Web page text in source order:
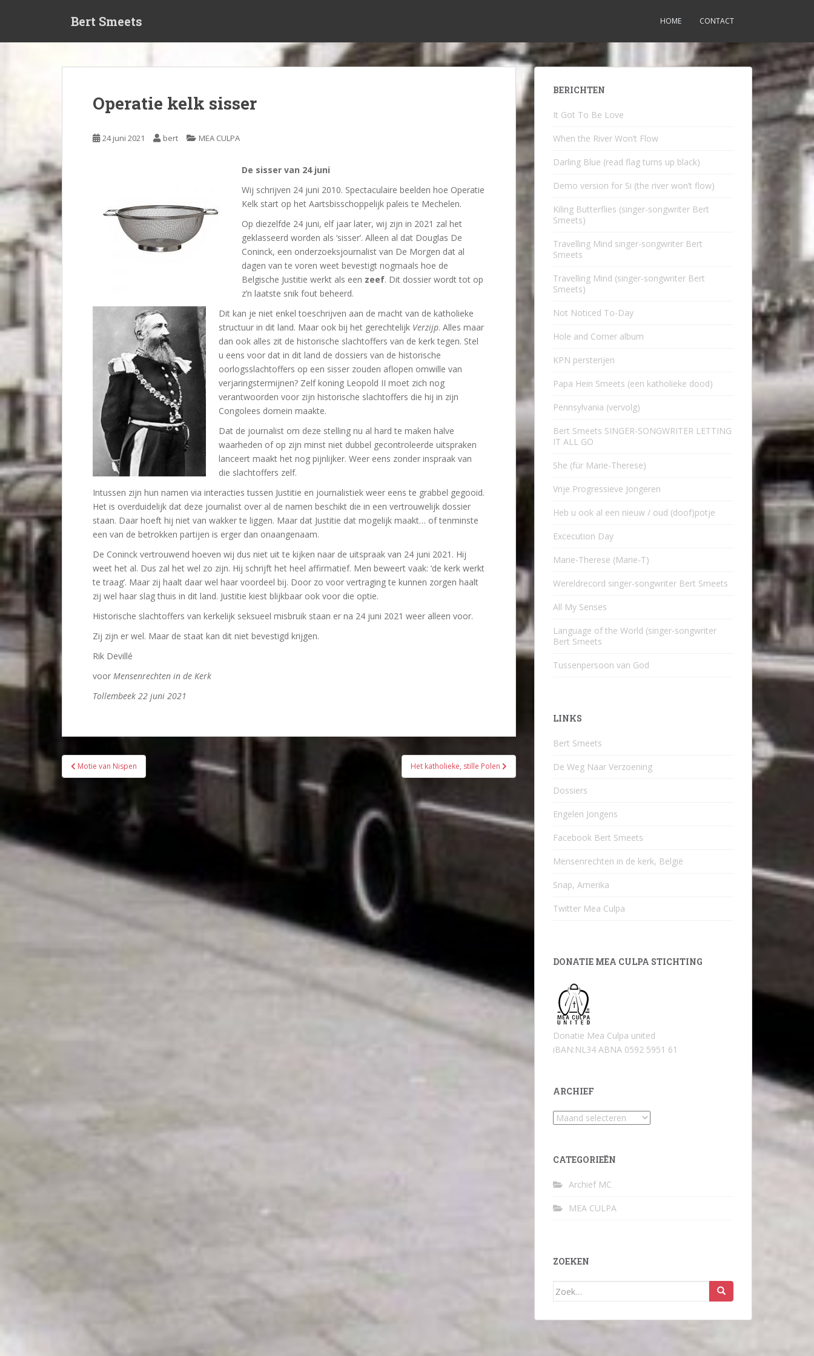
t
e
Bert Smeets HOME CONTACT
Operatie kelk sisser
24 juni 2021 bert MEA CULPA
De sisser van 24 juni
Wij schrijven 24 juni 2010. Spectaculaire beelden hoe Operatie
Kelk start op het Aartsbisschoppelijk paleis te Mechelen.
Op diezelfde 24 juni, elf jaar later, wij zijn in 2021 zal het
geklasseerd worden als ‘sisser’. Alleen al dat Douglas De
Coninck, een onderzoeksjournalist van De Morgen dat al
dagen van te voren weet bevestigt nogmaals hoe de
Belgische Justitie werkt als een zeef. Dit dossier wordt tot op
z’n laatste snik fout beheerd.
Dit kan je niet enkel toeschrijven aan de macht van de katholieke
structuur in dit land. Maar ook bij het gerechtelijk Verzijp. Alles maar
dan ook alles zit de historische slachtoffers van de kerk tegen. Stel
u eens voor dat in dit land de dossiers van de historische
oorlogsslachtoffers op een sisser zouden aflopen omwille van
verjaringstermijnen? Zelf koning Leopold II moet zich nog
verantwoorden voor zijn historische slachtoffers die hij in zijn
Congolees domein maakte.
Dat de journalist om deze stelling nu al hard te maken halve
waarheden of op zijn minst niet dubbel gecontroleerde uitspraken
lanceert maakt het nog pijnlijker. Weer eens zonder inspraak van
die slachtoffers zelf.
Intussen zijn hun namen via interacties tussen Justitie en journalistiek weer eens te grabbel gegooid.
Het is overduidelijk dat deze journalist over al de namen beschikt die in een vertrouwelijk dossier
staan. Daar hoeft hij niet van wakker te liggen. Maar dat Justitie dat mogelijk maakt… of tenminste
een van de betrokken partijen is erger dan onaangenaam.
De Coninck vertrouwend hoeven wij dus niet uit te kijken naar de uitspraak van 24 juni 2021. Hij
weet het al. Dus zal het wel zo zijn. Hij schrijft het heel affirmatief. Men beweert vaak: ‘de kerk werkt
te traag’. Maar zij haalt daar wel haar voordeel bij. Door zo voor vertraging te kunnen zorgen haalt
zij wel haar slag thuis in dit land. Justitie kiest blijkbaar ook voor die optie.
Historische slachtoffers van kerkelijk seksueel misbruik staan er na 24 juni 2021 weer alleen voor.
Zij zijn er wel. Maar de staat kan dit niet bevestigd krijgen.
Rik Devillé
voor Mensenrechten in de Kerk
Tollembeek 22 juni 2021
Bericht
navigatie
Motie van Nispen Het katholieke, stille Polen
BERICHTEN
It Got To Be Love
When the River Won’t Flow
Darling Blue (read flag turns up black)
Demo version for Si (the river won’t flow)
Kiling Butterflies (singer-songwriter Bert
Smeets)
Travelling Mind singer-songwriter Bert
Smeets
Travelling Mind (singer-songwriter Bert
Smeets)
Not Noticed To-Day
Hole and Corner album
KPN persterijen
Papa Hein Smeets (een katholieke dood)
Pennsylvania (vervolg)
Bert Smeets SINGER-SONGWRITER LETTING
IT ALL GO
She (für Marie-Therese)
Vrije Progressieve Jongeren
Heb u ook al een nieuw / oud (doof)potje
Excecution Day
Marie-Therese (Marie-T)
Wereldrecord singer-songwriter Bert Smeets
All My Senses
Language of the World (singer-songwriter
Bert Smeets
Tussenpersoon van God
LINKS
Bert Smeets
De Weg Naar Verzoening
Dossiers
Engelen Jongens
Facebook Bert Smeets
Mensenrechten in de kerk, België
Snap, Amerika
Twitter Mea Culpa
DONATIE MEA CULPA STICHTING
Donatie Mea Culpa united
iBAN:NL34 ABNA 0592 5951 61
ARCHIEF
Archief
CATEGORIEËN
Archief MC
MEA CULPA
ZOEKEN
Zoek